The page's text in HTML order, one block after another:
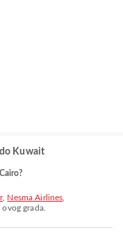
Kuwait
, Nesma Airlines
grada.